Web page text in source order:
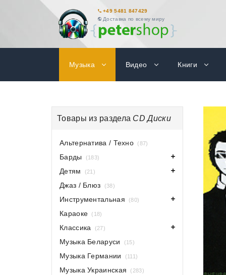
+49 5481 847429
Доставка по всему миру
Музыка Видео Книги
Товары из раздела CD Диски
Альтернатива / Техно (87)
Барды (183)
Детям (21)
Джаз / Блюз (38)
Инструментальная (80)
Караоке (18)
Классика (27)
Музыка Беларуси (15)
Музыка Германии (111)
Музыка Украинская (283)